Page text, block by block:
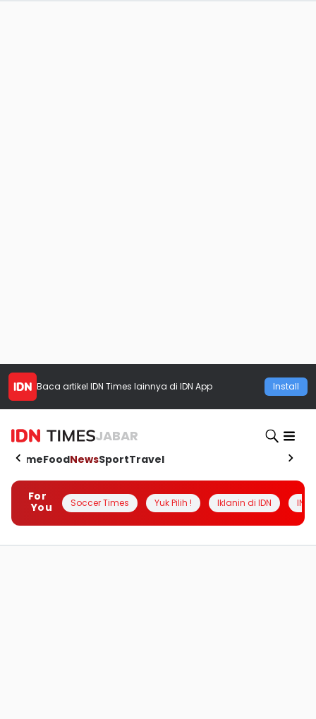
Baca artikel IDN Times lainnya di IDN App Install
JABAR
HomeFoodNewsSportTravel
For
You
Soccer Times Yuk Pilih ! Iklanin di IDN